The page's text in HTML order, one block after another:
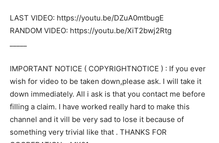
LAST VIDEO: https://youtu.be/DZuA0mtbugE
RANDOM VIDEO: https://youtu.be/XiT2bwj2Rtg
IMPORTANT NOTICE ( COPYRIGHTNOTICE ) : If you ever
wish for video to be taken down,please ask. I will take it
down immediately. All i ask is that you contact me before
filling a claim. I have worked really hard to make this
channel and it vill be very sad to lose it because of
something very trivial like that . THANKS FOR